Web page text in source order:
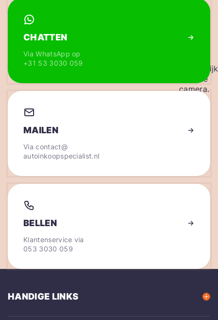
CHATTEN
Via WhatsApp op
+31 53 3030 059
MAILEN
Viacontact@
autoinkoopspecialist.nl
BELLEN
Klantenservice via
053 3030 059
HANDIGE LINKS